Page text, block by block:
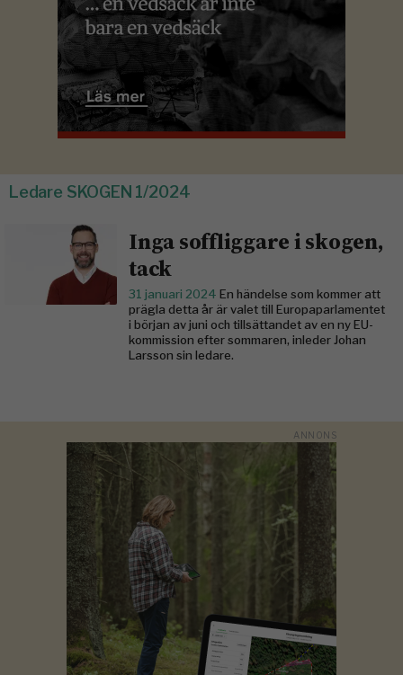
Ledare SKOGEN 1/2024
Inga soffliggare i skogen,
tack
31 januari 2024 En händelse som kommer att
prägla detta år är valet till Europaparlamentet
i början av juni och tillsättandet av en ny EU-
kommission efter sommaren, inleder Johan
Larsson sin ledare.